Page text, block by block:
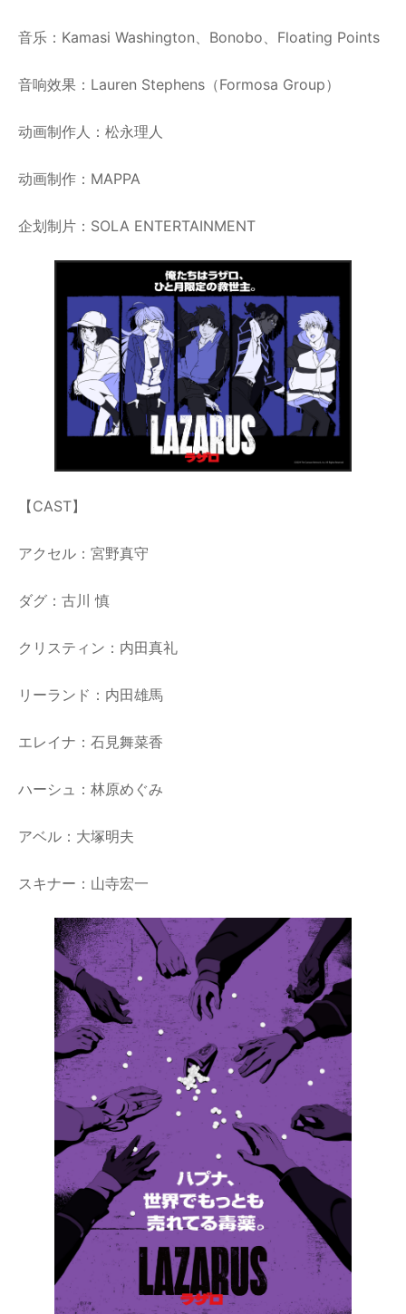
音乐：Kamasi Washington、Bonobo、Floating Points
音响效果：Lauren Stephens（Formosa Group）
动画制作人：松永理人
动画制作：MAPPA
企划制片：SOLA ENTERTAINMENT
【CAST】
アクセル：宮野真守
ダグ：古川 慎
クリスティン：内田真礼
リーランド：内田雄馬
エレイナ：石見舞菜香
ハーシュ：林原めぐみ
アベル：大塚明夫
スキナー：山寺宏一